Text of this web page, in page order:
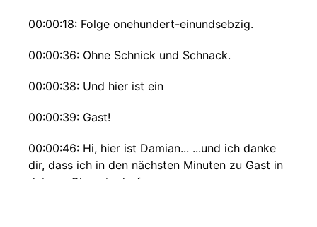
00:00:18: Folge onehundert-einundsebzig.
00:00:36: Ohne Schnick und Schnack.
00:00:38: Und hier ist ein
00:00:39: Gast!
00:00:46: Hi, hier ist Damian... ...und ich danke
dir, dass ich in den nächsten Minuten zu Gast in
deinem Ohr sein darf.